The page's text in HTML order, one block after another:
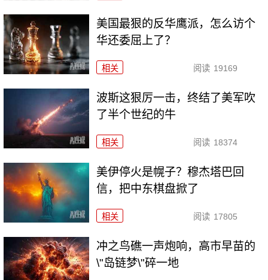
美国最狠的反华鹰派，怎么访个
华还委屈上了？
相关 阅读 19169
波斯这狠厉一击，终结了美军吹
了半个世纪的牛
相关 阅读 18374
美伊停火是幌子？穆杰塔巴回
信，把中东棋盘掀了
相关 阅读 17805
冲之鸟礁一声炮响，高市早苗的
\"岛链梦\"碎一地